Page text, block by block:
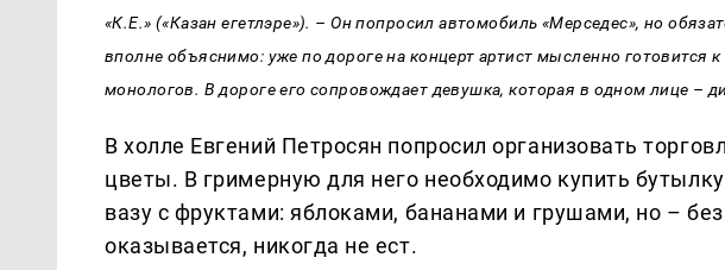
«К.Е.» («Казан егетлэре»). – Он попросил автомобиль «Мерседес», но
вполне объяснимо: уже по дороге на концерт артист мысленно готовится
монологов. В дороге его сопровождает девушка, которая в одном лице –
В холле Евгений Петросян попросил организовать
цветы. В гримерную для него необходимо купить
вазу с фруктами: яблоками, бананами и грушами, но – без
оказывается, никогда не ест.